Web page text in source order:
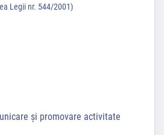
Legii nr. 544/2001)
și promovare activitate